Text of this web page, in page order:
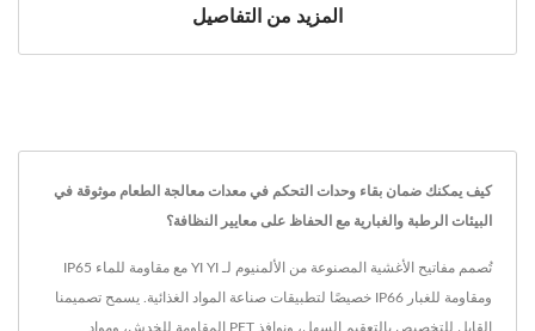
المزيد من التفاصيل
كيف يمكنك ضمان بقاء وحدات التحكم في معدات معالجة الطعام موثوقة في
البيئات الرطبة والغبارية مع الحفاظ على معايير النظافة؟
تُصمم مفاتيح الأغشية المصنوعة من الألمنيوم لـ YI YI مع مقاومة للماء IP65
ومقاومة للغبار IP66 خصيصًا لتطبيقات صناعة المواد الغذائية. يسمح تصميمنا
القابل للتخصيص بالتعقيم السهل، ونوافذ PET المقاومة للخدش، ومواد